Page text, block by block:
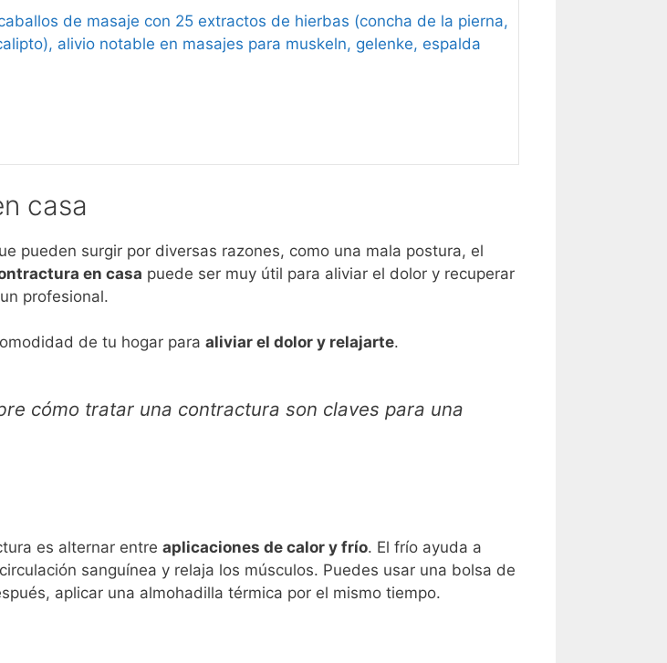
de masaje con 25 extractos de hierbas (concha de la pierna,
alivio notable en masajes para muskеln, gеlenke, espalda
casa
pueden surgir por diversas razones, como una mala postura, el
en casa puede ser muy útil para aliviar el dolor y recuperar
profesional.
de tu hogar para aliviar el dolor y relajarte.
cómo tratar una contractura son claves para una
es alternar entre aplicaciones de calor y frío. El frío ayuda a
sanguínea y relaja los músculos. Puedes usar una bolsa de
aplicar una almohadilla térmica por el mismo tiempo.